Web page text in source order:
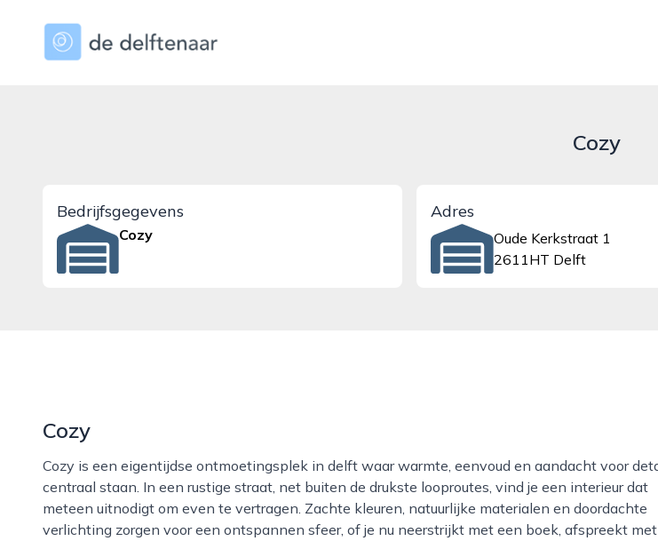
dedelftenaar.nl
Cozy
Bedrijfsgegevens
Cozy
Adres
Oude Kerkstraat 1
2611HT Delft
Cozy
Cozy is een eigentijdse ontmoetingsplek in delft waar warmte, eenvoud en aandacht voor detail
centraal staan. In een rustige straat, net buiten de drukste looproutes, vind je een interieur dat
meteen uitnodigt om even te vertragen. Zachte kleuren, natuurlijke materialen en doordachte
verlichting zorgen voor een ontspannen sfeer, of je nu neerstrijkt met een boek, afspreekt met